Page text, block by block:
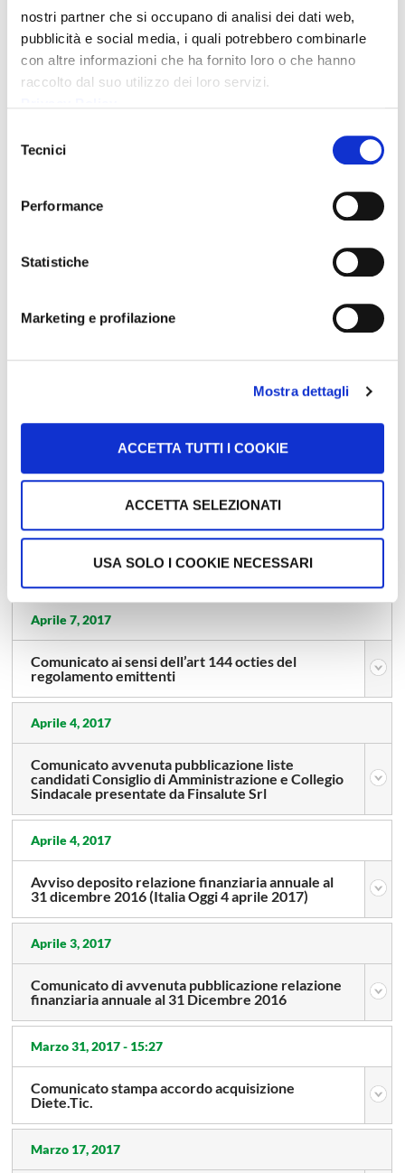
nostri partner che si occupano di analisi dei dati web,
pubblicità e social media, i quali potrebbero combinarle
con altre informazioni che ha fornito loro o che hanno
raccolto dal suo utilizzo dei loro servizi.
delTecnici
Performance
Statistiche
Marketing e profilazione
Mostra dettagli
ACCETTA TUTTI I COOKIE
ACCETTA SELEZIONATI
USA SOLO I COOKIE NECESSARI
Comunicato avvenuta pubblicazione verbale
assemblea ordinaria del 28 aprile 2017
Maggio 10, 2017
Intermedio di Gestione al 31 marzo 2017
stampa delibere Consiglio di Amministrazione del
8 maggio 2017
Maggio 8, 2017
Amministrazione del 8 maggio 2017
Comunicato stampa delibere Consiglio di
Comunicato stampa delibere Assemblea
ordinaria del 28 aprile 2017
Aprile 7, 2017
Comunicato ai sensi dell’art 144 octies del
regolamento emittenti
Aprile 4, 2017
Comunicato avvenuta pubblicazione liste
candidati Consiglio di Amministrazione e Collegio
Sindacale presentate da Finsalute Srl
Aprile 4, 2017
Avviso deposito relazione finanziaria annuale al
31 dicembre 2016 (Italia Oggi 4 aprile 2017)
Aprile 3, 2017
Comunicato di avvenuta pubblicazione relazione
finanziaria annuale al 31 Dicembre 2016
Marzo 31, 2017 - 15:27
Comunicato stampa accordo acquisizione
Diete.Tic.
Marzo 17, 2017